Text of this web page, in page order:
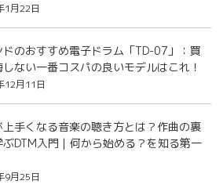
1月22日
ドのおすすめ電子ドラム「TD-07」：買
しない一番コスパの良いモデルはこれ！
12月11日
上手くなる音楽の聴き方とは？作曲の裏
DTM入門｜何から始める？を知る第一
9月25日